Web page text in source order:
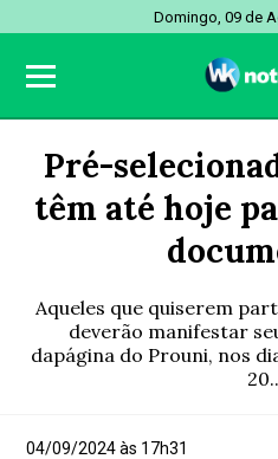
Domingo, 09 de
Pré-
têm até hoje
Aqueles que quiserem
deverão manifestar
dapágina do Prouni, nos
04/09/2024 às 17h31